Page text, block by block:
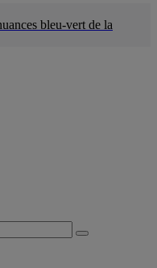
bleu-vert de la